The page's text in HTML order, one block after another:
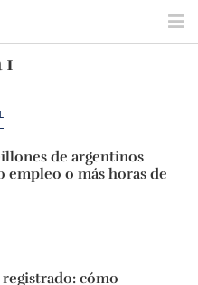
de argentinos
empleo o más horas de
cómo